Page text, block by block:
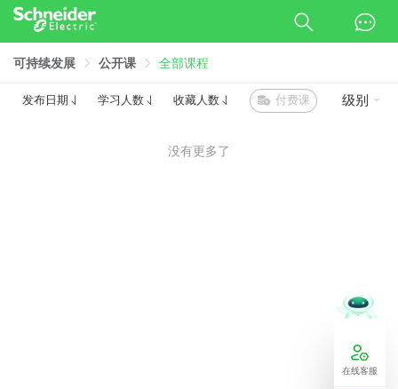
可持续发展 公开课 全部课程
发布日期 学习人数 收藏人数 付费课 级别
没有更多了
在线客服